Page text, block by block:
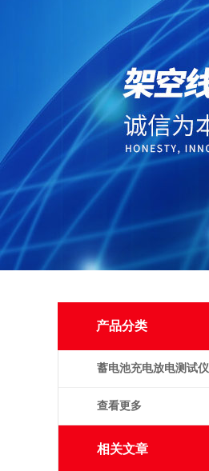
产品分类
蓄电池充电放电测试仪
查看更多
相关文章